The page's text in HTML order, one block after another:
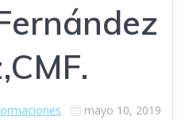
mayo 10, 2019